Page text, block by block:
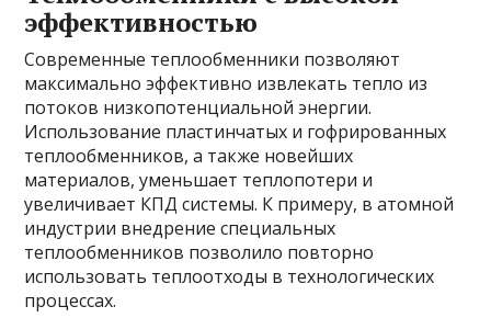
эффективностью
Современные теплообменники позволяют
максимально эффективно извлекать тепло из
потоков низкопотенциальной энергии.
Использование пластинчатых и гофрированных
теплообменников, а также новейших
материалов, уменьшает теплопотери и
увеличивает КПД системы. К примеру, в атомной
индустрии внедрение специальных
теплообменников позволило повторно
использовать теплоотходы в технологических
процессах.